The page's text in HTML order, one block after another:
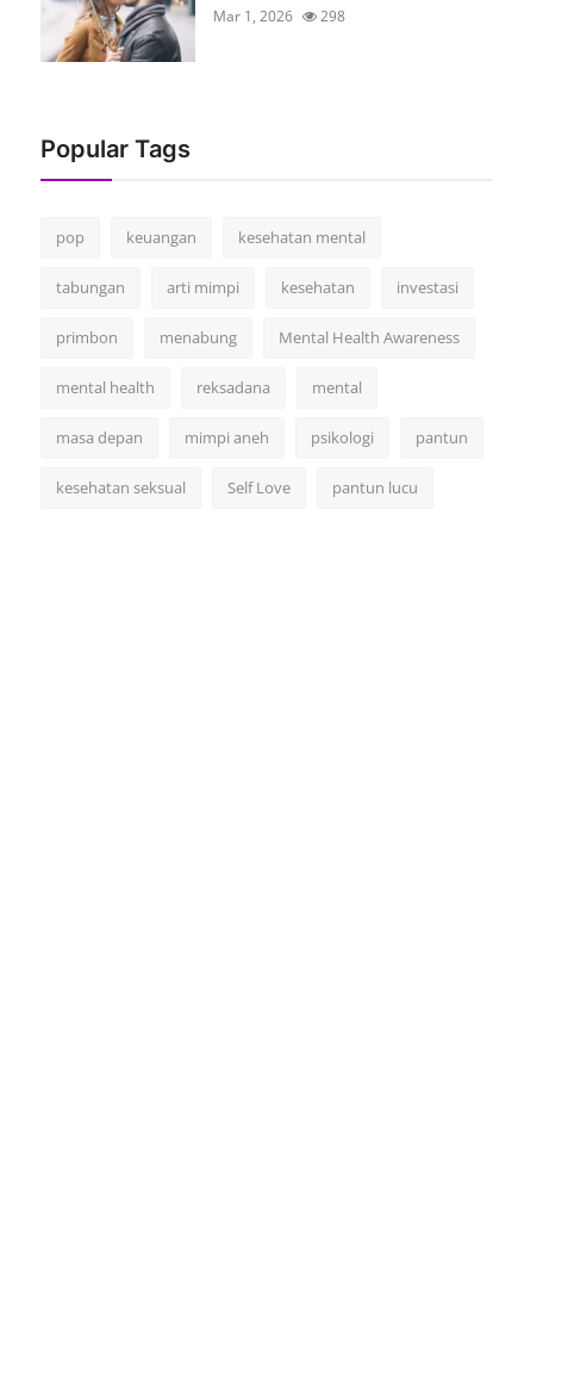
Mar 1, 2026
298
Popular Tags
pop keuangan kesehatan mental
tabungan arti mimpi kesehatan investasi
primbon menabung Mental Health Awareness
mental health reksadana mental
masa depan mimpi aneh psikologi pantun
kesehatan seksual Self Love pantun lucu